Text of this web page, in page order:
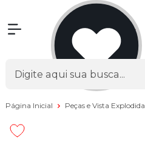
Página Inicial Peças e Vista Explodida